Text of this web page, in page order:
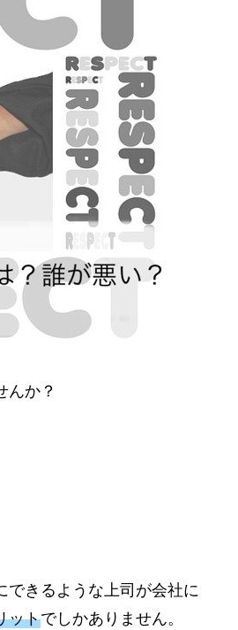
か？
きるような上司が会社に
ットでしかありません。